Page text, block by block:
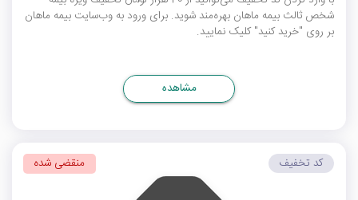
شخص ثالث بیمه ماهان بهره‌مند شوید. برای ورود به وب‌سایت بیمه ماهان
بر روی "خرید کنید" کلیک نمایید.
مشاهده
کد تخفیف منقضی شده